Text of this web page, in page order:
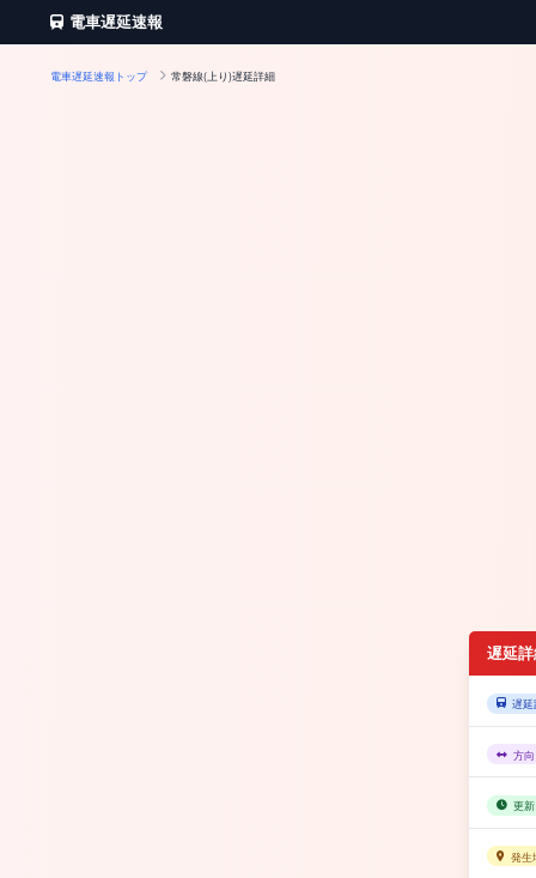
電車遅延速報
電車遅延速報トップ 常磐線(上り)遅延詳細
遅延
遅延
方向
更
発生